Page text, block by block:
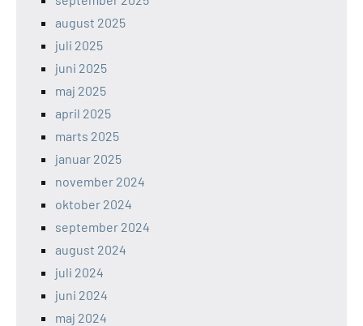
august 2025
juli 2025
juni 2025
maj 2025
april 2025
marts 2025
januar 2025
november 2024
oktober 2024
september 2024
august 2024
juli 2024
juni 2024
maj 2024